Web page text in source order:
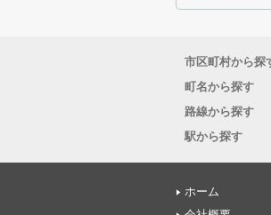
市区町村から探
町名から探す
路線から探す
駅から探す
ホーム